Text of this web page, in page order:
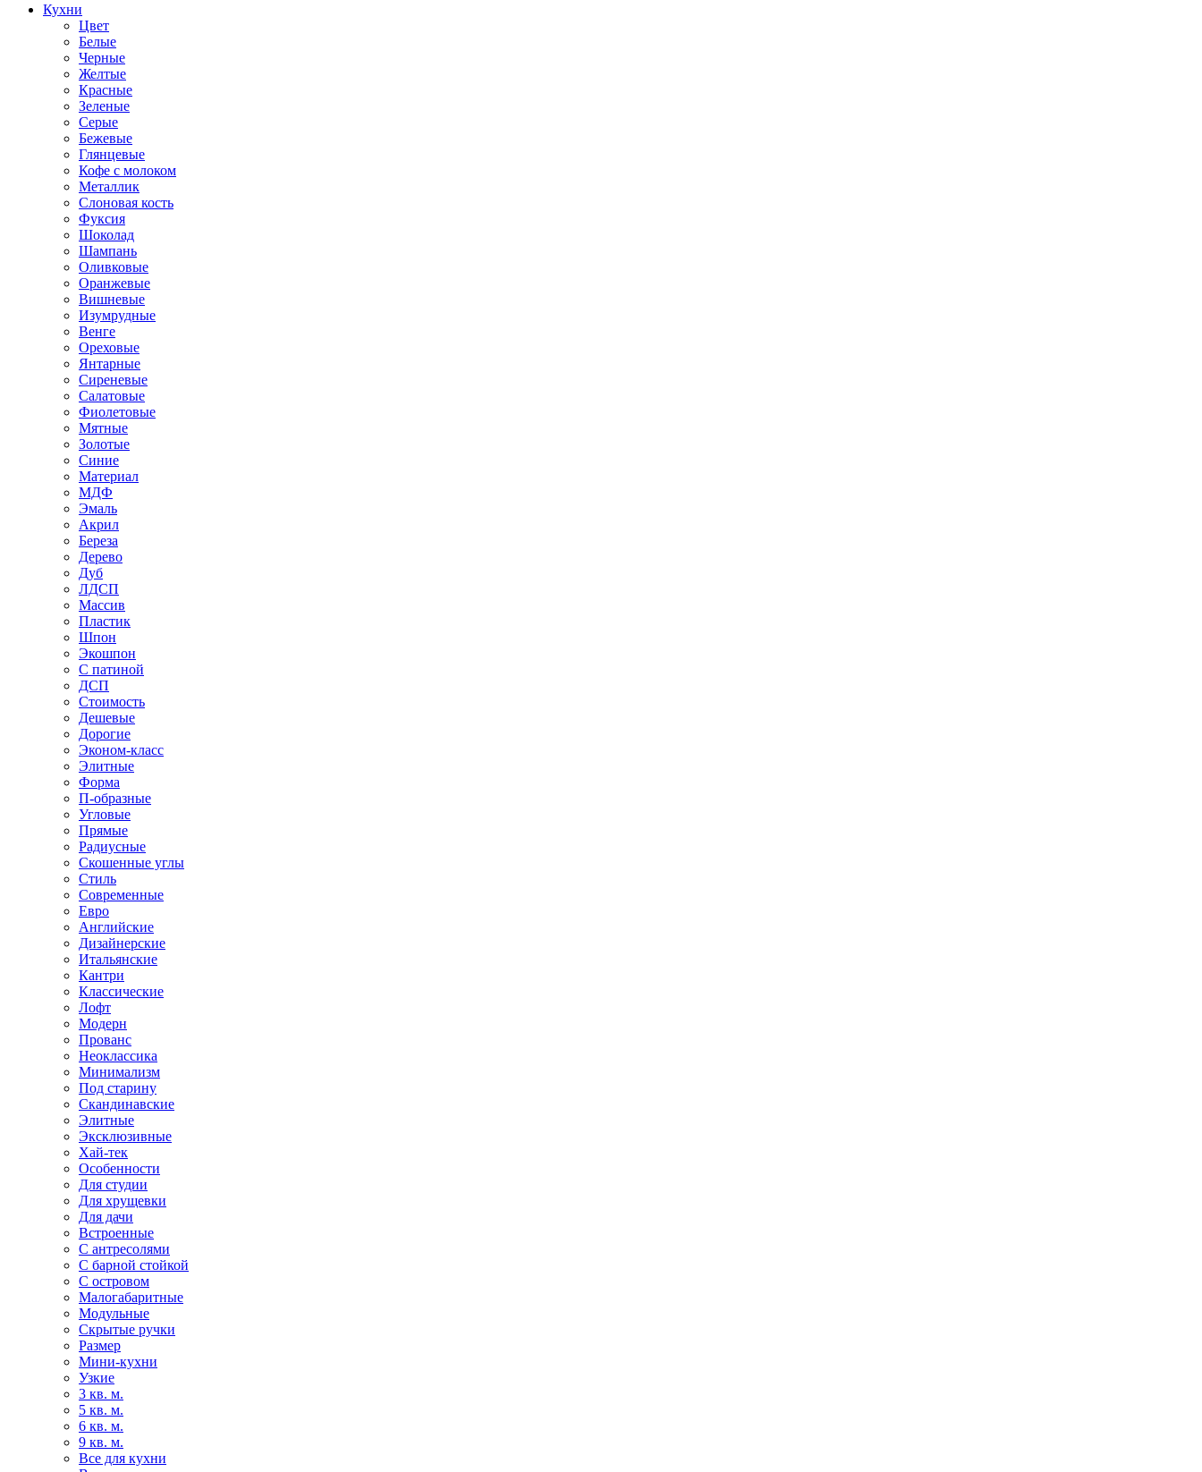
Кухни
Цвет
Белые
Черные
Желтые
Красные
Зеленые
Серые
Бежевые
Глянцевые
Кофе с молоком
Металлик
Слоновая кость
Фуксия
Шоколад
Шампань
Оливковые
Оранжевые
Вишневые
Изумрудные
Венге
Ореховые
Янтарные
Сиреневые
Салатовые
Фиолетовые
Мятные
Золотые
Синие
Материал
МДФ
Эмаль
Акрил
Береза
Дерево
Дуб
ЛДСП
Массив
Пластик
Шпон
Экошпон
С патиной
ДСП
Стоимость
Дешевые
Дорогие
Эконом-класс
Элитные
Форма
П-образные
Угловые
Прямые
Радиусные
Скошенные углы
Стиль
Современные
Евро
Английские
Дизайнерские
Итальянские
Кантри
Классические
Лофт
Модерн
Прованс
Неоклассика
Минимализм
Под старину
Скандинавские
Элитные
Эксклюзивные
Хай-тек
Особенности
Для студии
Для хрущевки
Для дачи
Встроенные
С антресолями
С барной стойкой
С островом
Малогабаритные
Модульные
Скрытые ручки
Размер
Мини-кухни
Узкие
3 кв. м.
5 кв. м.
6 кв. м.
9 кв. м.
Все для кухни